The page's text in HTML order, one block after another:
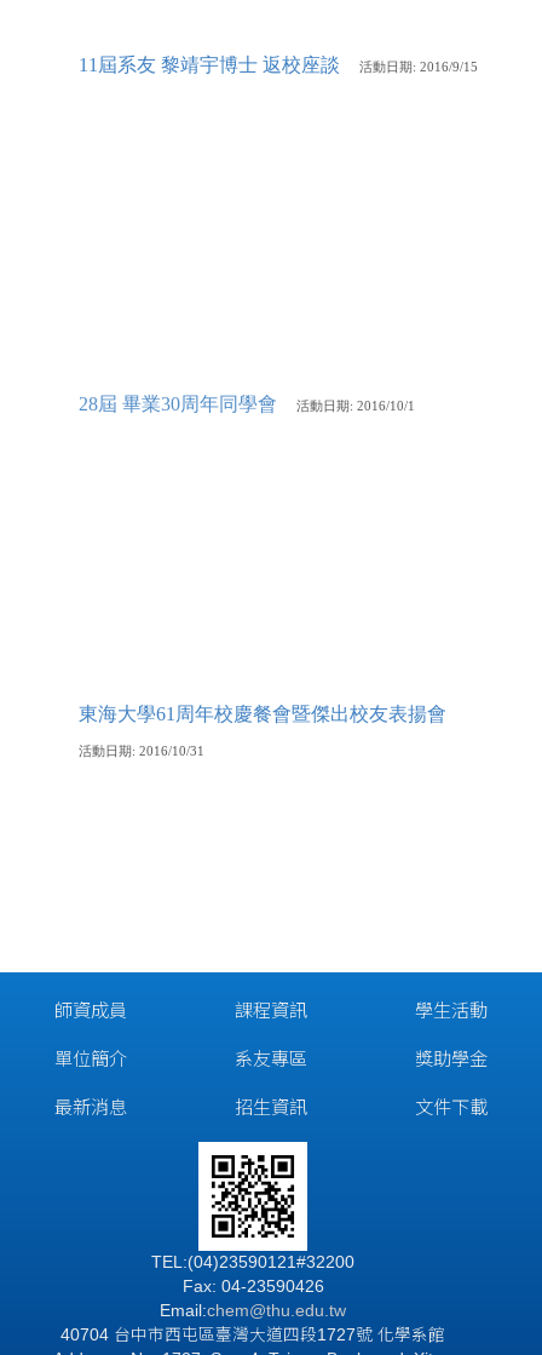
11屆系友 黎靖宇博士 返校座談 活動日期: 2016/9/15
28屆 畢業30周年同學會 活動日期: 2016/10/1
東海大學61周年校慶餐會暨傑出校友表揚會
活動日期: 2016/10/31
師資成員
單位簡介
最新消息
課程資訊
系友專區
招生資訊
學生活動
獎助學金
文件下載
TEL:(04)23590121#32200
Fax: 04-23590426
Email:chem@thu.edu.tw
40704 台中市西屯區臺灣大道四段1727號 化學系館